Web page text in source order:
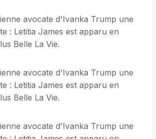
avocate d'Ivanka Trump une
: Letitia James est apparu en
Belle La Vie.
avocate d'Ivanka Trump une
: Letitia James est apparu en
Belle La Vie.
avocate d'Ivanka Trump une